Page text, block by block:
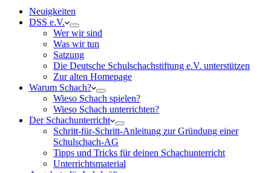
Neuigkeiten
DSS e.V.
Wer wir sind
Was wir tun
Satzung
Die Deutsche Schulschachstiftung e.V. unterstützen
Zur alten Homepage
Warum Schach?
Wieso Schach spielen?
Wieso Schach unterrichten?
Der Schachunterricht
Schritt-für-Schritt-Anleitung zur Gründung einer
Schulschach-AG
Tipps und Tricks für deinen Schachunterricht
Unterrichtsmaterial